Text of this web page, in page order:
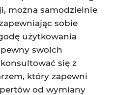
można samodzielnie
sobie
użytkowania
swoich
się z
który zapewni
od wymiany